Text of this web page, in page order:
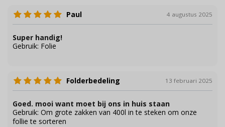
Paul 4 augustus 2025
Super handig!
Gebruik: Folie
Folderbedeling 13 februari 2025
Goed. mooi want moet bij ons in huis staan
Gebruik: Om grote zakken van 400l in te steken om onze
follie te sorteren